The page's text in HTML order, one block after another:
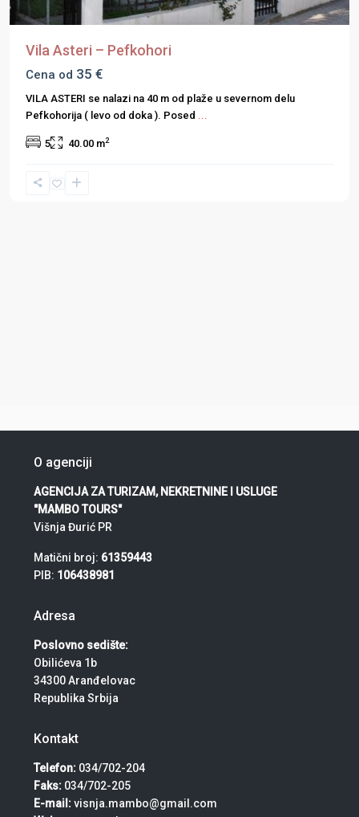
Vila Asteri – Pefkohori
Cena od 35 €
VILA ASTERI se nalazi na 40 m od plaže u severnom delu
Pefkohorija ( levo od doka ). Posed ...
5 40.00 m2
O agenciji
AGENCIJA ZA TURIZAM, NEKRETNINE I USLUGE
"MAMBO TOURS"
Višnja Đurić PR
Matični broj: 61359443
PIB: 106438981
Adresa
Poslovno sedište:
Obilićeva 1b
34300 Aranđelovac
Republika Srbija
Kontakt
Telefon: 034/702-204
Faks: 034/702-205
E-mail:visnja.mambo@gmail.com